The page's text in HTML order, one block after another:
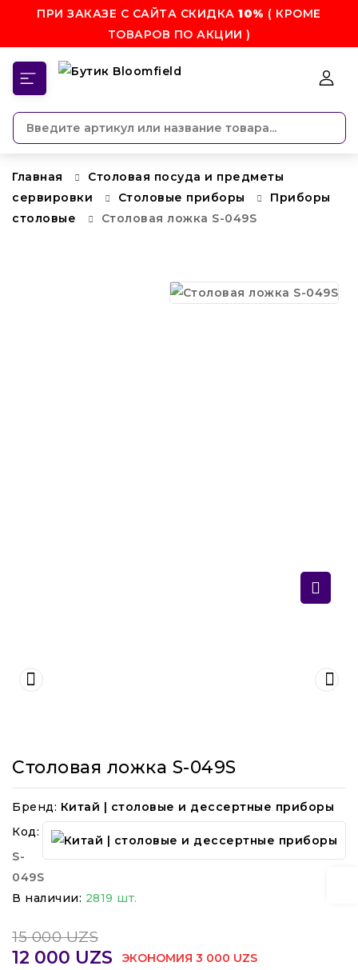
ПРИ ЗАКАЗЕ С САЙТА СКИДКА10% ( КРОМЕ
ТОВАРОВ ПО АКЦИИ )
Главная
Столовая посуда и предметы
сервировки
Столовые приборы
Приборы
столовые
Столовая ложка S-049S
Столовая ложка S-049S
Бренд: Китай | столовые и дессертные приборы
Код:
S-
049S
В наличии: 2819 шт.
15 000 UZS
12 000 UZS ЭКОНОМИЯ 3 000 UZS